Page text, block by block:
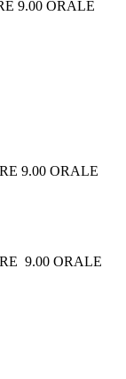
9.00 ORALE
9.00 ORALE
9.00 ORALE